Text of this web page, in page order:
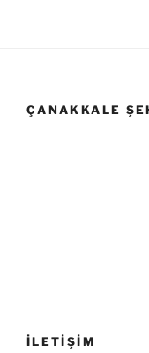
ÇANAKKALE
İLETİŞİM